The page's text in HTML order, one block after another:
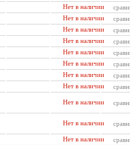
Нет в наличии
Нет в наличии
Нет в наличии
Нет в наличии
Нет в наличии
Нет в наличии
Нет в наличии
Нет в наличии
Нет в наличии
Нет в наличии
Нет в наличии